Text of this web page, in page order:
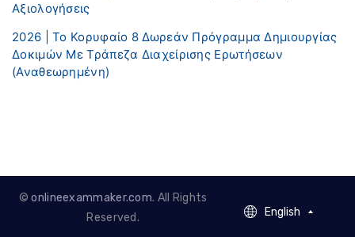
Αξιολογήσεις
2026 | Το Κορυφαίο 8 Δωρεάν Πρόγραμμα Δημιουργίας
Δοκιμών Με Τράπεζα Διαχείρισης Ερωτήσεων
(αναθεωρημένη)
©onlineexammaker.com. All Rights
Reserved.
English
English